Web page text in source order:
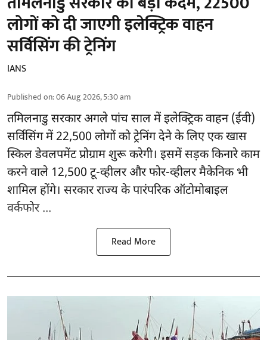
लोगों को दी जाएगी इलेक्ट्रिक वाहन
सर्विसिंग की ट्रेनिंग
IANS
Published on:06 Aug 2026, 5:30 am
तमिलनाडु सरकारअगले पांच साल में इलेक्ट्रिक वाहन (ईवी)
सर्विसिंग में 22,500 लोगों को ट्रेनिंग देने के लिए एक खास
स्किल डेवलपमेंट प्रोग्राम शुरू करेगी। इसमें सड़क किनारे काम
करने वाले 12,500 टू-व्हीलर और फोर-व्हीलर मैकेनिक भी
शामिल होंगे। सरकार राज्य के पारंपरिक ऑटोमोबाइल
वर्कफोर ...
Read More